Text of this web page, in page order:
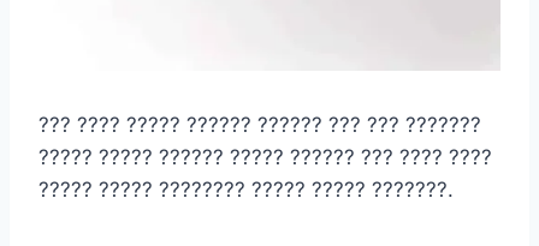
??? ???? ????? ?????? ?????? ??? ??? ???????
????? ????? ?????? ????? ?????? ??? ???? ????
????? ????? ???????? ????? ????? ???????.